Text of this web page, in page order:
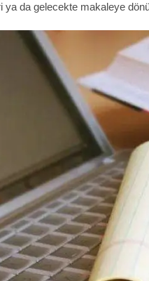
ya da gelecekte makaleye